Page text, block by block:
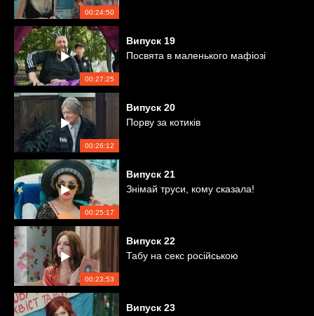
00:24:50
00:27:25
Випуск 19
Посвята в маленького мафіозі
00:26:12
Випуск 20
Порву за котиків
00:25:17
Випуск 21
Знімай труси, кому сказала!
00:23:53
Випуск 22
Табу на секс російською
Випуск 23